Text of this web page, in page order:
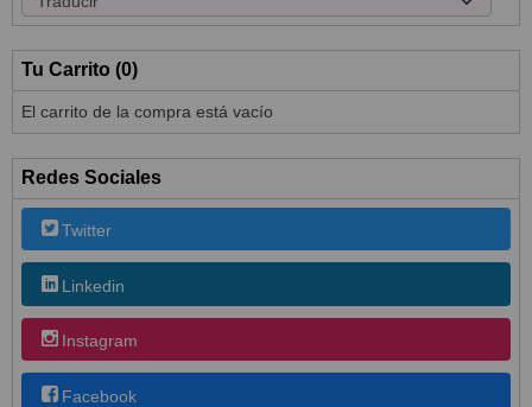
Tu Carrito (0)
El carrito de la compra está vacío
Redes Sociales
Twitter
Linkedin
Instagram
Facebook